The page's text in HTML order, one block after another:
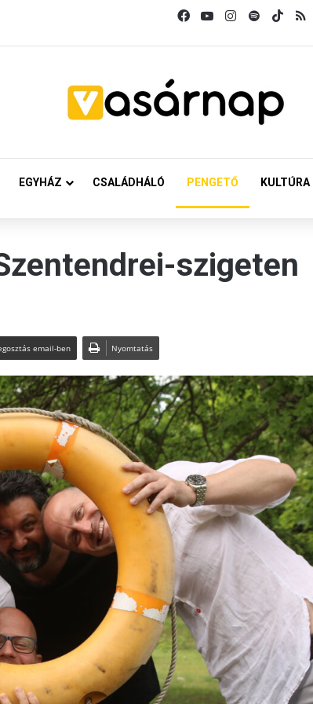
FacebookYouTubeInstagram
SpotifyTikTok
EGYHÁZ CSALÁDHÁLÓ PENGETŐ KULTÚRA
szigeten
email-ben Nyomtatás